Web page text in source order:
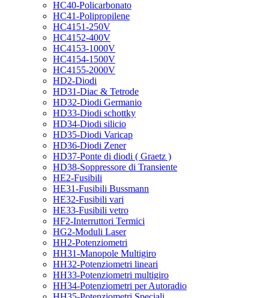
HC40-Policarbonato
HC41-Polipropilene
HC4151-250V
HC4152-400V
HC4153-1000V
HC4154-1500V
HC4155-2000V
HD2-Diodi
HD31-Diac & Tetrode
HD32-Diodi Germanio
HD33-Diodi schottky
HD34-Diodi silicio
HD35-Diodi Varicap
HD36-Diodi Zener
HD37-Ponte di diodi ( Graetz )
HD38-Soppressore di Transiente
HE2-Fusibili
HE31-Fusibili Bussmann
HE32-Fusibili vari
HE33-Fusibili vetro
HF2-Interruttori Termici
HG2-Moduli Laser
HH2-Potenziometri
HH31-Manopole Multigiro
HH32-Potenziometri lineari
HH33-Potenziometri multigiro
HH34-Potenziometri per Autoradio